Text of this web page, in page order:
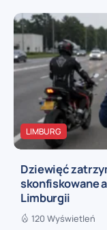
LIMBURG
Dziewięć
skonfiskowane
Limburgii
120 Wyświetleń